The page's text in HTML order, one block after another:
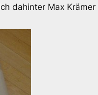
dahinter Max Krämer